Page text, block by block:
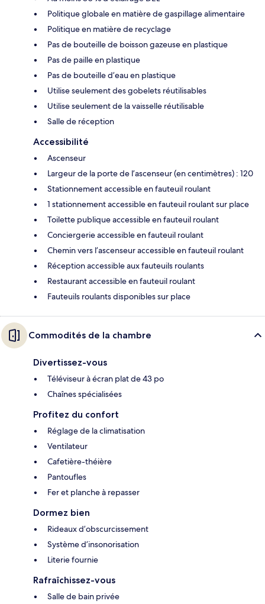
Politique globale en matière de gaspillage alimentaire
Politique en matière de recyclage
Pas de bouteille de boisson gazeuse en plastique
Pas de paille en plastique
Pas de bouteille d’eau en plastique
Utilise seulement des gobelets réutilisables
Utilise seulement de la vaisselle réutilisable
Salle de réception
Accessibilité
Ascenseur
Largeur de la porte de l’ascenseur (en centimètres) : 120
Stationnement accessible en fauteuil roulant
1 stationnement accessible en fauteuil roulant sur place
Toilette publique accessible en fauteuil roulant
Conciergerie accessible en fauteuil roulant
Chemin vers l’ascenseur accessible en fauteuil roulant
Réception accessible aux fauteuils roulants
Restaurant accessible en fauteuil roulant
Fauteuils roulants disponibles sur place
Commodités de la chambre
Divertissez-vous
Téléviseur à écran plat de 43 po
Chaînes spécialisées
Profitez du confort
Réglage de la climatisation
Ventilateur
Cafetière-théière
Pantoufles
Fer et planche à repasser
Dormez bien
Rideaux d’obscurcissement
Système d’insonorisation
Literie fournie
Rafraîchissez-vous
Salle de bain privée